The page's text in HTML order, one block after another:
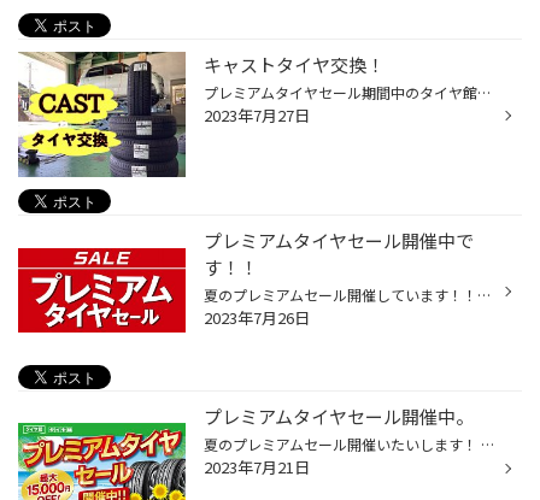
キャストタイヤ交換！
プレミアムタイヤセール期間中のタイヤ館西脇です！ お得なクーポンを使用して、今日はキャストのタイヤ交換！ お選びいただいたタイヤは安全性能・長持ち！ エコピアNH200Cです！ 同時にアライメント調整も実施し、タイヤの性能・車の性能を しっかり活かしていただきます！！ 開催期間：7月15日(...
2023年7月27日
プレミアムタイヤセール開催中で
す！！
夏のプレミアムセール開催しています！！開催期間：7月15日(土)～8月6日(日) プレミアムタイヤセールならではのスペシャルプライスもご用意して皆さまのご来店お待ちしております！！ タイヤ交換時期のお客様！！ 今が良いタイミング！当店スタッフがタイヤの状態をしっかり確認してきっちりお伝え...
2023年7月26日
プレミアムタイヤセール開催中。
夏のプレミアムセール開催いたいします！ 開催期間：7月15日(土)～8月6日(日) タイヤがお得に買えるタイミング！ まずはタイヤの点検で タイヤの状態をしっかりとご説明します☆ プレミアムセール期間中は タイヤ館アプリ登録で 『タイヤ４本購入割引クーポン』が 配信されます！ その日から使えるの...
2023年7月21日